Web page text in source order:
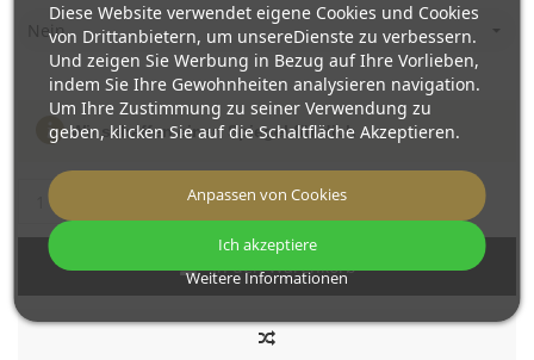
Nein
In den Warenkorb
Wir schaffen einen Spiegel für dich
Diese Website verwendet eigene Cookies und Cookies
von Drittanbietern, um unsereDienste zu verbessern.
Und zeigen Sie Werbung in Bezug auf Ihre Vorlieben,
indem Sie Ihre Gewohnheiten analysieren navigation.
Um Ihre Zustimmung zu seiner Verwendung zu
geben, klicken Sie auf die Schaltfläche Akzeptieren.
Weitere Informationen
Anpassen von Cookies
Ich akzeptiere